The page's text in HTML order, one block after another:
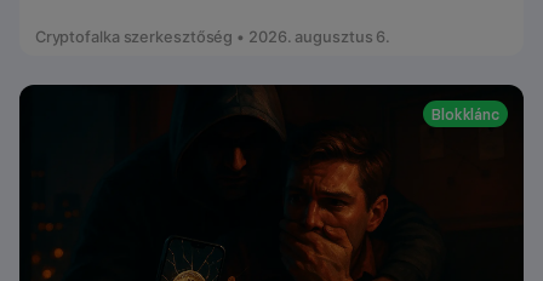
Cryptofalka szerkesztőség • 2026. augusztus 6.
Blokklánc